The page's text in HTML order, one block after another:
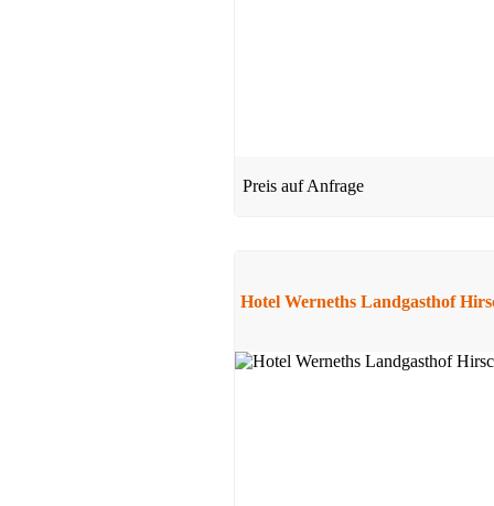
Preis auf Anfrage
Hotel Werneths Landgasthof